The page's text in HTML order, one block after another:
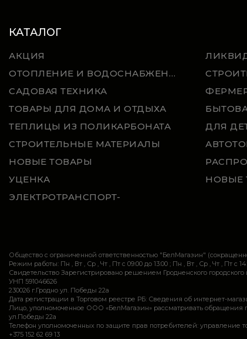
КАТАЛОГ
АКЦИЯ
ОТОПЛЕНИЕ И ВОДОСНАБЖЕНИЕ
САДОВАЯ ТЕХНИКА
ТОВАРЫ ДЛЯ ДОМА И ОТДЫХА
ТЕПЛИЦЫ ИЗ ПОЛИКАРБОНАТА
ДЛЯ
СТРОИТЕЛЬНЫЕ МАТЕРИАЛЫ
НОВЫЕ ТОВАРЫ
УЦЕНКА
НОВЫЕ
ЭЛЕКТРОТРАНСПОРТ-
Общество с ограниченной ответственностью "БелМагазин"
Режим работы: Пн , Вт , Ср , Чт , Пт c 09:00 до 13:00 ; Пн , Вт , Ср , Чт , Пт c
Свидетельство Зарегистрировано решением Гродненского городского
УНП 591046626
230026 г.Гродно ул. Победы 22а
Дата регистрации в Торговом реестре РБ: Сведения об интернет-
Лицо, уполномоченное ООО «БелМагазин» рассматривать обращения
ул.Победы 22а
Телефон уполномоченных по защите прав потребителей: управление
+375 152 62 69 13